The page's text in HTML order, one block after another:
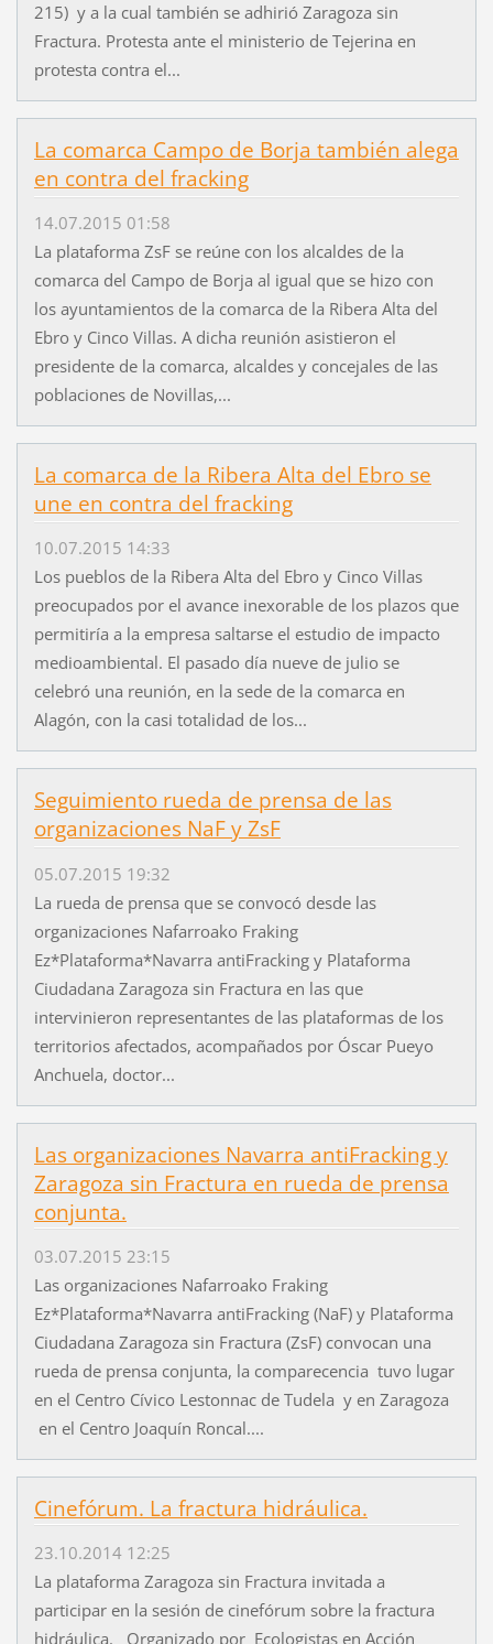
215) y a la cual también se adhirió Zaragoza sin
Fractura. Protesta ante el ministerio de Tejerina en
protesta contra el...
La comarca Campo de Borja también alega
en contra del fracking
14.07.2015 01:58
La plataforma ZsF se reúne con los alcaldes de la
comarca del Campo de Borja al igual que se hizo con
los ayuntamientos de la comarca de la Ribera Alta del
Ebro y Cinco Villas. A dicha reunión asistieron el
presidente de la comarca, alcaldes y concejales de las
poblaciones de Novillas,...
La comarca de la Ribera Alta del Ebro se
une en contra del fracking
10.07.2015 14:33
Los pueblos de la Ribera Alta del Ebro y Cinco Villas
preocupados por el avance inexorable de los plazos que
permitiría a la empresa saltarse el estudio de impacto
medioambiental. El pasado día nueve de julio se
celebró una reunión, en la sede de la comarca en
Alagón, con la casi totalidad de los...
Seguimiento rueda de prensa de las
organizaciones NaF y ZsF
05.07.2015 19:32
La rueda de prensa que se convocó desde las
organizaciones Nafarroako Fraking
Ez*Plataforma*Navarra antiFracking y Plataforma
Ciudadana Zaragoza sin Fractura en las que
intervinieron representantes de las plataformas de los
territorios afectados, acompañados por Óscar Pueyo
Anchuela, doctor...
Las organizaciones Navarra antiFracking y
Zaragoza sin Fractura en rueda de prensa
conjunta.
03.07.2015 23:15
Las organizaciones Nafarroako Fraking
Ez*Plataforma*Navarra antiFracking (NaF) y Plataforma
Ciudadana Zaragoza sin Fractura (ZsF) convocan una
rueda de prensa conjunta, la comparecencia tuvo lugar
en el Centro Cívico Lestonnac de Tudela y en Zaragoza
en el Centro Joaquín Roncal....
Cinefórum. La fractura hidráulica.
23.10.2014 12:25
La plataforma Zaragoza sin Fractura invitada a
participar en la sesión de cinefórum sobre la fractura
hidráulica. Organizado por Ecologistas en Acción